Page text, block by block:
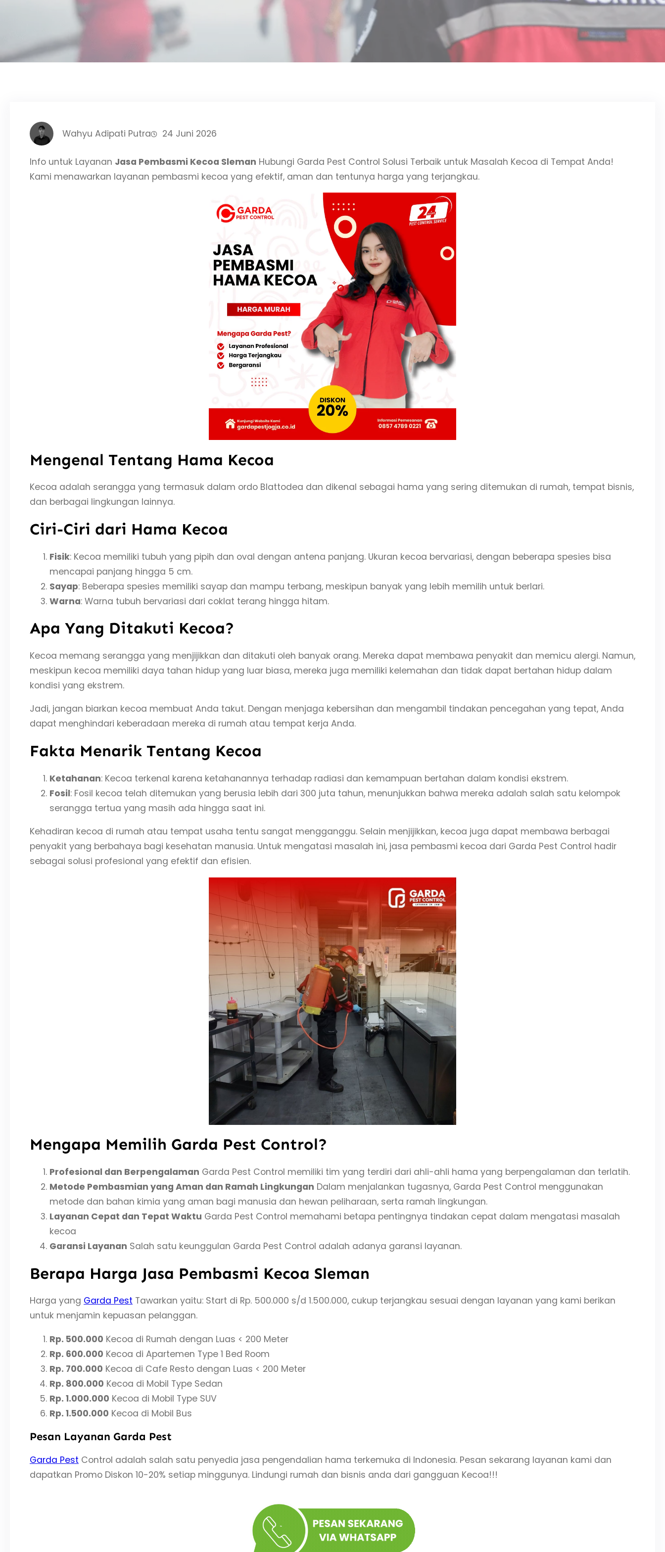
Wahyu Adipati Putra 24 Juni 2026
Info untuk Layanan Jasa Pembasmi Kecoa Sleman Hubungi Garda Pest Control Solusi Terbaik untuk Masalah Kecoa di Tempat Anda!
Kami menawarkan layanan pembasmi kecoa yang efektif, aman dan tentunya harga yang terjangkau.
Mengenal Tentang Hama Kecoa
Kecoa adalah serangga yang termasuk dalam ordo Blattodea dan dikenal sebagai hama yang sering ditemukan di rumah, tempat bisnis,
dan berbagai lingkungan lainnya.
Ciri-Ciri dari Hama Kecoa
Fisik: Kecoa memiliki tubuh yang pipih dan oval dengan antena panjang. Ukuran kecoa bervariasi, dengan beberapa spesies bisa
mencapai panjang hingga 5 cm.
Sayap: Beberapa spesies memiliki sayap dan mampu terbang, meskipun banyak yang lebih memilih untuk berlari.
Warna: Warna tubuh bervariasi dari coklat terang hingga hitam.
Apa Yang Ditakuti Kecoa?
Kecoa memang serangga yang menjijikkan dan ditakuti oleh banyak orang. Mereka dapat membawa penyakit dan memicu alergi. Namun,
meskipun kecoa memiliki daya tahan hidup yang luar biasa, mereka juga memiliki kelemahan dan tidak dapat bertahan hidup dalam
kondisi yang ekstrem.
Jadi, jangan biarkan kecoa membuat Anda takut. Dengan menjaga kebersihan dan mengambil tindakan pencegahan yang tepat, Anda
dapat menghindari keberadaan mereka di rumah atau tempat kerja Anda.
Fakta Menarik Tentang Kecoa
Ketahanan: Kecoa terkenal karena ketahanannya terhadap radiasi dan kemampuan bertahan dalam kondisi ekstrem.
Fosil: Fosil kecoa telah ditemukan yang berusia lebih dari 300 juta tahun, menunjukkan bahwa mereka adalah salah satu kelompok
serangga tertua yang masih ada hingga saat ini.
Kehadiran kecoa di rumah atau tempat usaha tentu sangat mengganggu. Selain menjijikkan, kecoa juga dapat membawa berbagai
penyakit yang berbahaya bagi kesehatan manusia. Untuk mengatasi masalah ini, jasa pembasmi kecoa dari Garda Pest Control hadir
sebagai solusi profesional yang efektif dan efisien.
Mengapa Memilih Garda Pest Control?
Profesional dan Berpengalaman Garda Pest Control memiliki tim yang terdiri dari ahli-ahli hama yang berpengalaman dan terlatih.
Metode Pembasmian yang Aman dan Ramah Lingkungan Dalam menjalankan tugasnya, Garda Pest Control menggunakan
metode dan bahan kimia yang aman bagi manusia dan hewan peliharaan, serta ramah lingkungan.
Layanan Cepat dan Tepat Waktu Garda Pest Control memahami betapa pentingnya tindakan cepat dalam mengatasi masalah
kecoa
Garansi Layanan Salah satu keunggulan Garda Pest Control adalah adanya garansi layanan.
Berapa Harga Jasa Pembasmi Kecoa Sleman
Harga yang Garda Pest Tawarkan yaitu: Start di Rp. 500.000 s/d 1.500.000, cukup terjangkau sesuai dengan layanan yang kami berikan
untuk menjamin kepuasan pelanggan.
Rp. 500.000 Kecoa di Rumah dengan Luas < 200 Meter
Rp. 600.000 Kecoa di Apartemen Type 1 Bed Room
Rp. 700.000 Kecoa di Cafe Resto dengan Luas < 200 Meter
Rp. 800.000 Kecoa di Mobil Type Sedan
Rp. 1.000.000 Kecoa di Mobil Type SUV
Rp. 1.500.000 Kecoa di Mobil Bus
Pesan Layanan Garda Pest
Garda Pest Control adalah salah satu penyedia jasa pengendalian hama terkemuka di Indonesia. Pesan sekarang layanan kami dan
dapatkan Promo Diskon 10-20% setiap minggunya. Lindungi rumah dan bisnis anda dari gangguan Kecoa!!!